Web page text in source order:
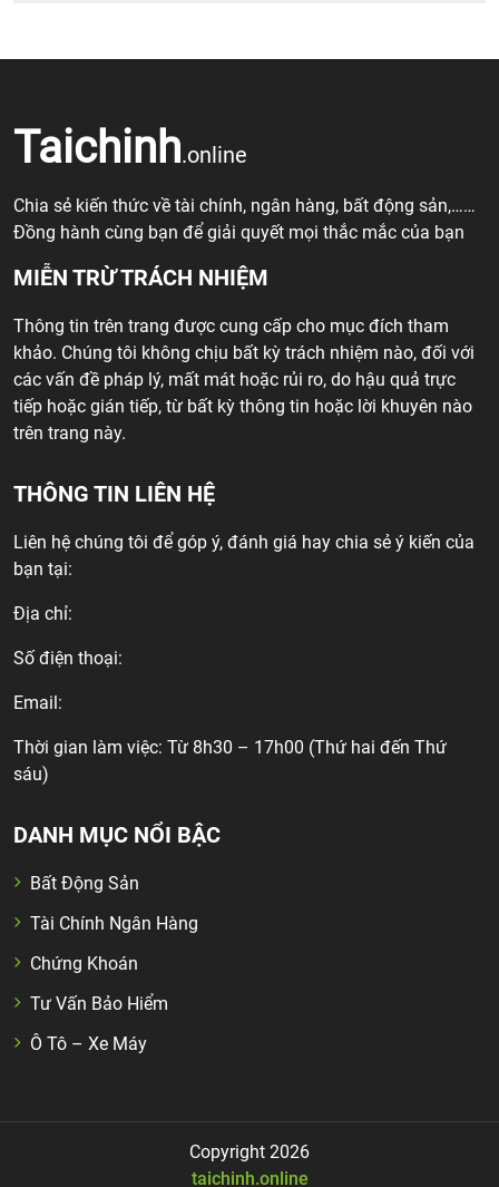
Taichinh.online
Chia sẻ kiến thức về tài chính, ngân hàng, bất động sản,……
Đồng hành cùng bạn để giải quyết mọi thắc mắc của bạn
MIỄN TRỪ TRÁCH NHIỆM
Thông tin trên trang được cung cấp cho mục đích tham
khảo. Chúng tôi không chịu bất kỳ trách nhiệm nào, đối với
các vấn đề pháp lý, mất mát hoặc rủi ro, do hậu quả trực
tiếp hoặc gián tiếp, từ bất kỳ thông tin hoặc lời khuyên nào
trên trang này.
THÔNG TIN LIÊN HỆ
Liên hệ chúng tôi để góp ý, đánh giá hay chia sẻ ý kiến của
bạn tại:
Địa chỉ:
Số điện thoại:
Email:
Thời gian làm việc: Từ 8h30 – 17h00 (Thứ hai đến Thứ
sáu)
DANH MỤC NỔI BẬC
Bất Động Sản
Tài Chính Ngân Hàng
Chứng Khoán
Tư Vấn Bảo Hiểm
Ô Tô – Xe Máy
Copyright 2026
taichinh.online